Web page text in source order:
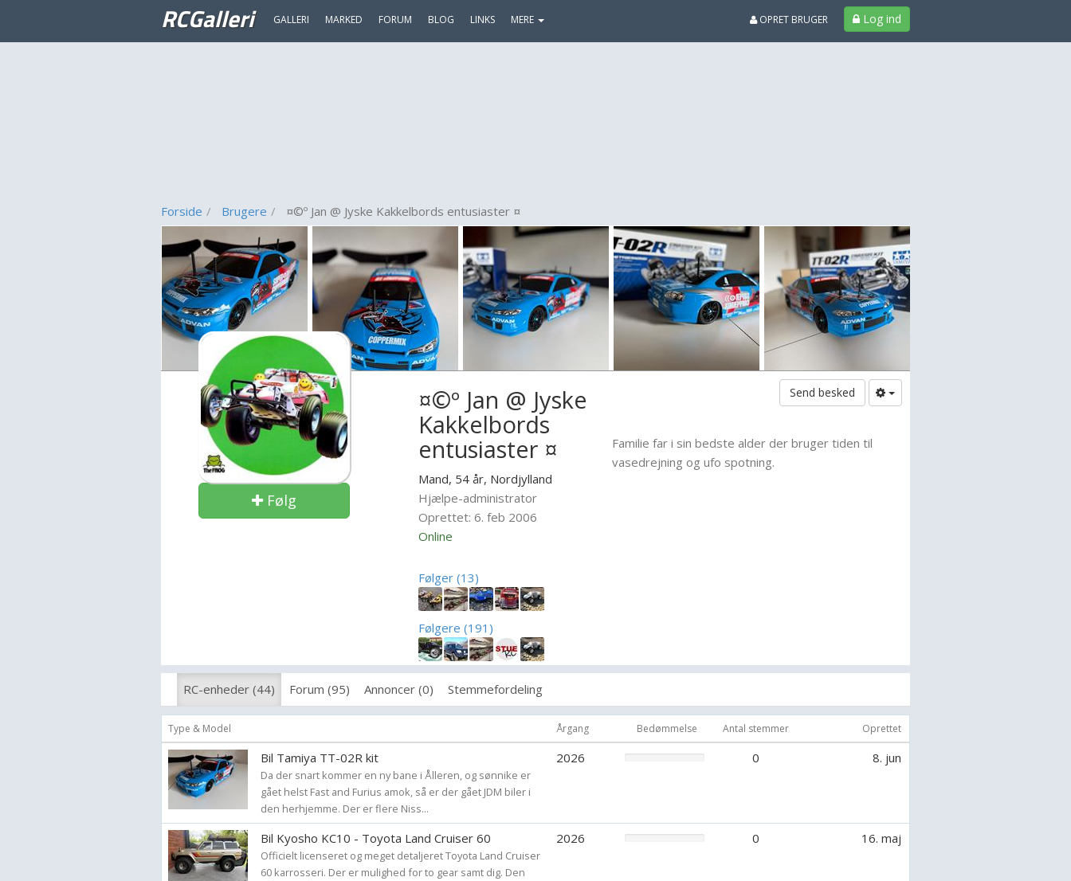
RCGalleri GALLERI MARKED FORUM BLOG LINKS MERE Log ind
OPRET BRUGER
Forside Brugere ¤©º Jan @ Jyske Kakkelbords entusiaster ¤
Følg
¤©º Jan @ Jyske
Kakkelbords
entusiaster ¤
Mand, 54 år, Nordjylland
Hjælpe-administrator
Oprettet: 6. feb 2006
Online
Følger (13)
Følgere (191)
Send besked
Familie far i sin bedste alder der bruger tiden til
vasedrejning og ufo spotning.
RC-enheder (44) Forum (95) Annoncer (0) Stemmefordeling
Type & Model Årgang Bedømmelse Antal stemmer Oprettet
Bil Tamiya TT-02R kit
Da der snart kommer en ny bane i Ålleren, og sønnike er
gået helst Fast and Furius amok, så er der gået JDM biler i
den herhjemme. Der er flere Niss...
2026 0 8. jun
Bil Kyosho KC10 - Toyota Land Cruiser 60
Officielt licenseret og meget detaljeret Toyota Land Cruiser
60 karrosseri. Der er mulighed for to gear samt dig. Den
2026 0 16. maj